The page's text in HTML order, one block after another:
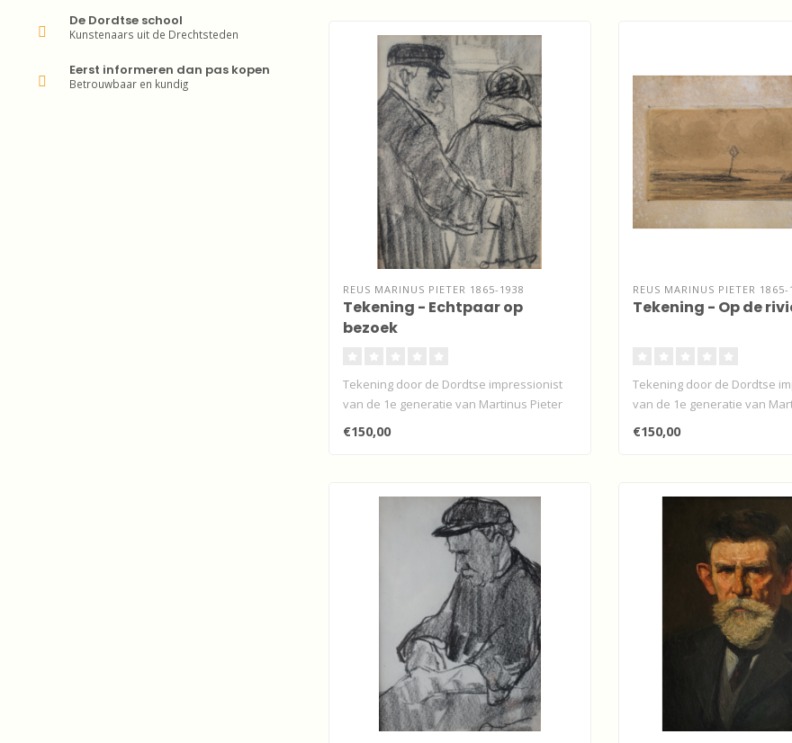
De Dordtse school
Kunstenaars uit de Drechtsteden
Eerst informeren dan pas kopen
Betrouwbaar en kundig
REUS MARINUS PIETER 1865-1938
Tekening - Echtpaar op
bezoek
Tekening door de Dordtse impressionist
van de 1e generatie van Martinus Pieter
R..
€150,00
REUS MARINUS PIETER 1865-
Tekening - Op de
Tekening door de Dordtse
van de 1e generatie van
R..
€150,00